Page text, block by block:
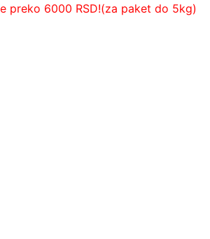
preko 6000 RSD!(za paket do 5kg)